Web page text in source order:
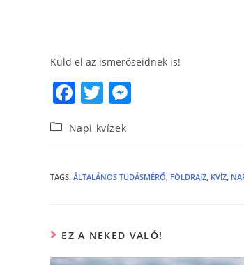
Küld el az ismerőseidnek is!
F
c
b
o
k
T
itt
n
er
Napi kvízek
TAGS: ÁLTALÁNOS TUDÁSMÉRŐ, FÖLDRAJZ, KVÍZ,
EZ A NEKED VALÓ!